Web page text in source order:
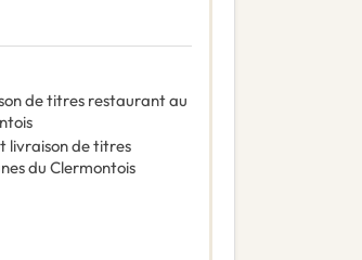
de titres restaurant au
livraison de titres
du Clermontois